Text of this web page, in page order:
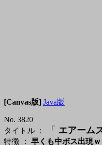
[Canvas版] Java版
No. 3820
タイトル ：
「 エアーム
特徴 ： 早くも中ボス出現